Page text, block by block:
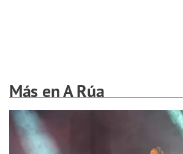
Más en A Rúa